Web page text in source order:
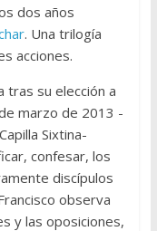
dos años
. Una trilogía
acciones.
tras su elección a
marzo de 2013 -
Sixtina-
confesar, los
discípulos
observa
y las oposiciones,